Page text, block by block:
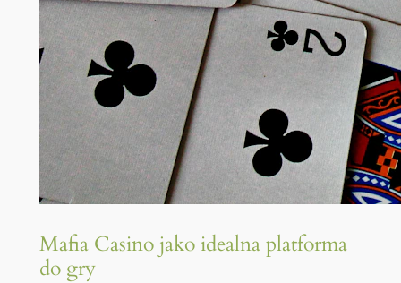
Mafia Casino jako idealna platforma
do gry